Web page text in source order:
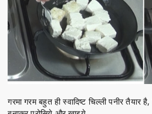
गरमा गरम बहुत ही स्वादिष्ट चिल्ली पनीर तैयार